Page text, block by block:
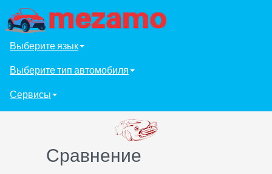
Выберите язык
Выберите тип автомобиля
Сервисы
Сравнение